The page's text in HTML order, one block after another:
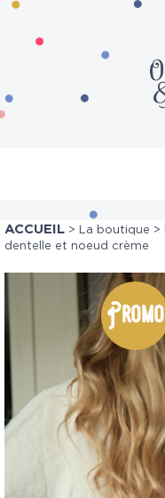
ACCUEIL > La boutique >
dentelle et noeud crème
Promo